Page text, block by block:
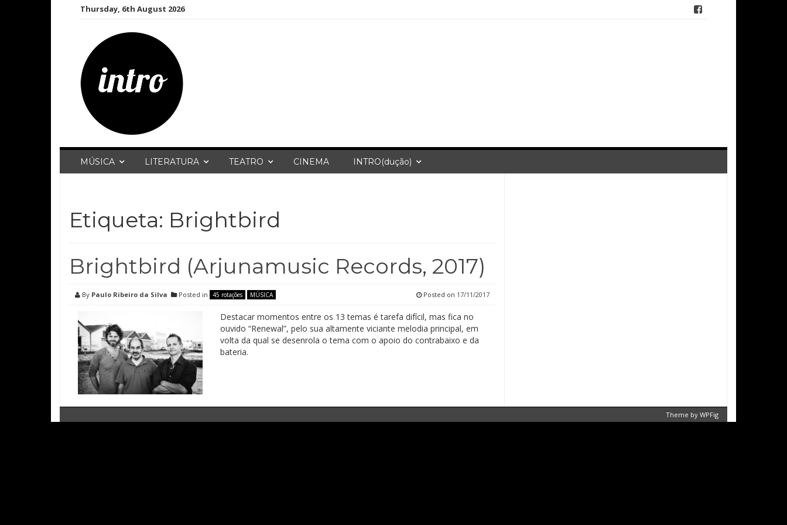
Thursday, 6th August 2026
MÚSICA LITERATURA TEATRO CINEMA INTRO(dução)
Etiqueta: Brightbird
Brightbird (Arjunamusic Records, 2017)
By Paulo Ribeiro da Silva Posted in 45 rotações MÚSICA Posted on 17/11/2017
Destacar momentos entre os 13 temas é tarefa difícil, mas fica no
ouvido “Renewal”, pelo sua altamente viciante melodia principal, em
volta da qual se desenrola o tema com o apoio do contrabaixo e da
bateria.
Theme by WPFig